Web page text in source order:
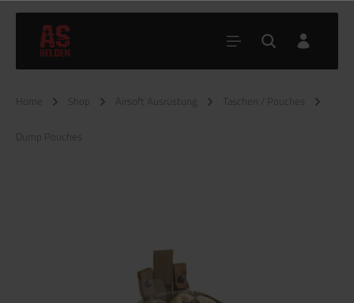
Home Shop Airsoft Ausrüstung Taschen / Pouches
Dump Pouches